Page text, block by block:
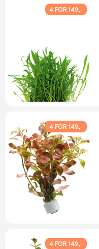
4 FOR 149,-
4 FOR 149,-
4 FOR 149,-